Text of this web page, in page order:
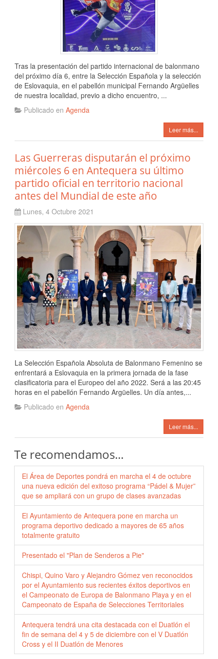
Tras la presentación del partido internacional de balonmano
del próximo día 6, entre la Selección Española y la selección
de Eslovaquia, en el pabellón municipal Fernando Argüelles
de nuestra localidad, previo a dicho encuentro, ...
Publicado en Agenda
Leer más...
Las Guerreras disputarán el próximo
miércoles 6 en Antequera su último
partido oficial en territorio nacional
antes del Mundial de este año
Lunes, 4 Octubre 2021
La Selección Española Absoluta de Balonmano Femenino se
enfrentará a Eslovaquia en la primera jornada de la fase
clasificatoria para el Europeo del año 2022. Será a las 20:45
horas en el pabellón Fernando Argüelles. Un día antes,...
Publicado en Agenda
Leer más...
Te recomendamos...
El Área de Deportes pondrá en marcha el 4 de octubre
una nueva edición del exitoso programa “Pádel & Mujer”
que se ampliará con un grupo de clases avanzadas
El Ayuntamiento de Antequera pone en marcha un
programa deportivo dedicado a mayores de 65 años
totalmente gratuito
Presentado el "Plan de Senderos a Pie"
Chispi, Quino Varo y Alejandro Gómez ven reconocidos
por el Ayuntamiento sus recientes éxitos deportivos en
el Campeonato de Europa de Balonmano Playa y en el
Campeonato de España de Selecciones Territoriales
Antequera tendrá una cita destacada con el Duatlón el
fin de semana del 4 y 5 de diciembre con el V Duatlón
Cross y el II Duatlón de Menores